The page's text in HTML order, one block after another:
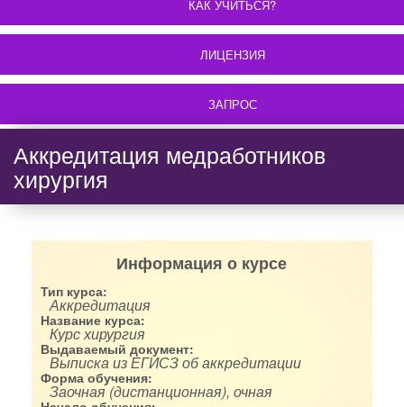
КАК УЧИТЬСЯ?
ЛИЦЕНЗИЯ
ЗАПРОС
Аккредитация медработников
хирургия
Информация о курсе
Тип курса:
Аккредитация
Название курса:
Курс хирургия
Выдаваемый документ:
Выписка из ЕГИСЗ об аккредитации
Форма обучения:
Заочная (дистанционная), очная